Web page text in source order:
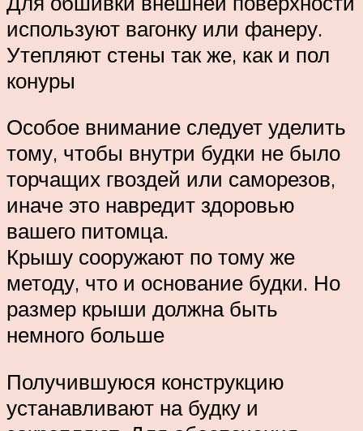
используют вагонку или фанеру.
Утепляют стены так же, как и пол
конуры
Особое внимание следует уделить
тому, чтобы внутри будки не было
торчащих гвоздей или саморезов,
иначе это навредит здоровью
вашего питомца.
Крышу сооружают по тому же
методу, что и основание будки. Но
размер крыши должна быть
немного больше
Получившуюся конструкцию
устанавливают на будку и